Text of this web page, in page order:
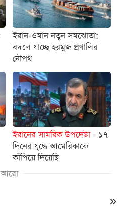
ইরান-ওমান নতুন সমঝোতা:
বদলে যাচ্ছে হরমুজ প্রণালির
নৌপথ
ইরানের সামরিক উপদেষ্টা
১৭
দিনের যুদ্ধে আমেরিকাকে
কাঁপিয়ে দিয়েছি
আরো